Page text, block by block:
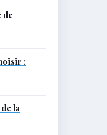
de
:
la